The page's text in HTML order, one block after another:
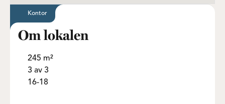
Kontor
Om lokalen
245 m²
3 av 3
16-18